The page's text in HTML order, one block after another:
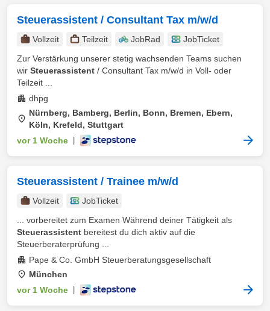
Steuerassistent / Consultant Tax m/w/d
Vollzeit Teilzeit JobRad
JobTicket
Zur Verstärkung unserer stetig wachsenden Teams suchen
wir Steuerassistent / Consultant Tax m/w/d in Voll- oder
Teilzeit ...
dhpg
Nürnberg, Bamberg, Berlin, Bonn, Bremen, Ebern,
Köln, Krefeld, Stuttgart
vor 1 Woche
Steuerassistent / Trainee m/w/d
Vollzeit
JobTicket
... vorbereitet zum Examen Während deiner Tätigkeit als
Steuerassistent bereitest du dich aktiv auf die
Steuerberaterprüfung ...
Pape & Co. GmbH Steuerberatungsgesellschaft
München
vor 1 Woche